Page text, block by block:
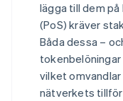
lägga till dem
(PoS) kräver
Båda dessa –
vilket
nätverkets